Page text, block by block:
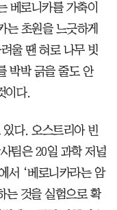
베로니카를 가축이
는 초원을 느긋하게
울 땐 혀로 나무 빗
박박 긁을 줄도 안
이다.
다. 오스트리아 빈
팀은 20일 과학 저널
서 ‘베로니카라는 암
는 것을 실험으로 확